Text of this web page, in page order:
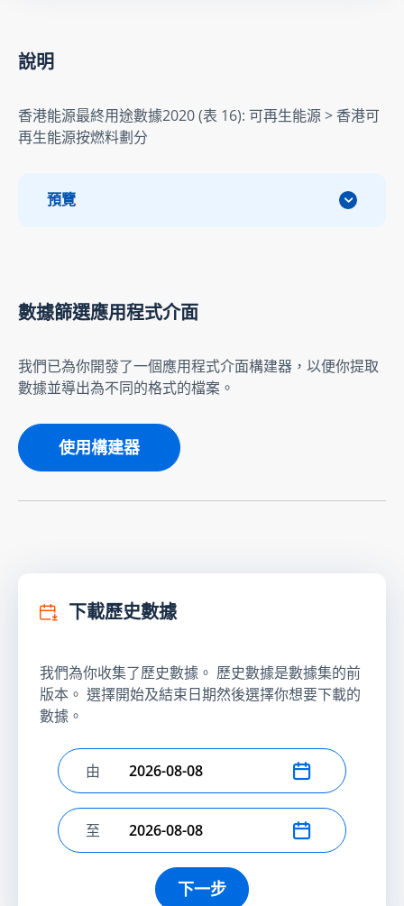
說明
香港能源最終用途數據2020 (表 16): 可再生能源 > 香港可
再生能源按燃料劃分
預覽
數據篩選應用程式介面
我們已為你開發了一個應用程式介面構建器，以便你提取
數據並導出為不同的格式的檔案。
使用構建器
下載歷史數據
我們為你收集了歷史數據。 歷史數據是數據集的前
版本。 選擇開始及結束日期然後選擇你想要下載的
數據。
選擇開始日期
由
選擇結束日期
至
下一步